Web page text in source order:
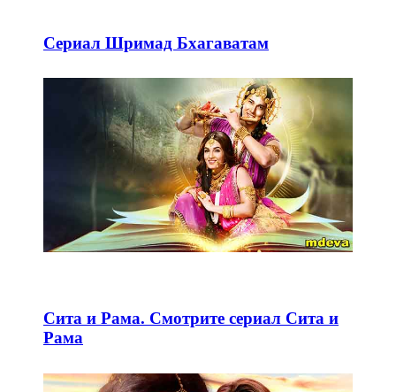
Сериал Шримад Бхагаватам
Сита и Рама. Смотрите сериал Сита и
Рама